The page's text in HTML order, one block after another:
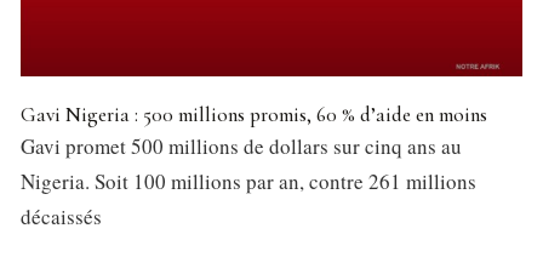
Gavi Nigeria : 500 millions promis, 60 % d’aide en moins
Gavi promet 500 millions de dollars sur cinq ans au
Nigeria. Soit 100 millions par an, contre 261 millions
décaissés